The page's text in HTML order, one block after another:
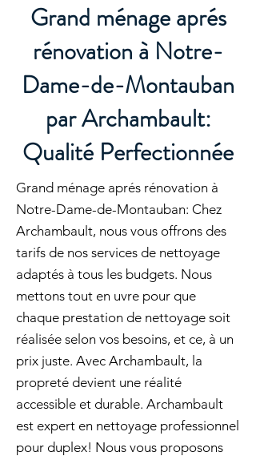
Grand ménage aprés
rénovation à Notre-
Dame-de-Montauban
par Archambault:
Qualité Perfectionnée
Grand ménage aprés rénovation à
Notre-Dame-de-Montauban: Chez
Archambault, nous vous offrons des
tarifs de nos services de nettoyage
adaptés à tous les budgets. Nous
mettons tout en uvre pour que
chaque prestation de nettoyage soit
réalisée selon vos besoins, et ce, à un
prix juste. Avec Archambault, la
propreté devient une réalité
accessible et durable. Archambault
est expert en nettoyage professionnel
pour duplex! Nous vous proposons